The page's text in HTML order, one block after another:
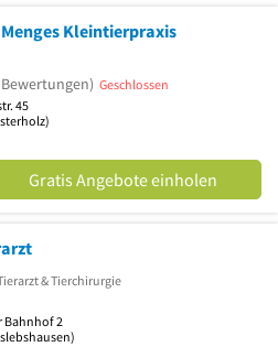
Kleintierpraxis
5 Sternen
Bewertungen) Geschlossen
45
Gratis Angebote einholen
& Tierchirurgie
Bahnhof 2